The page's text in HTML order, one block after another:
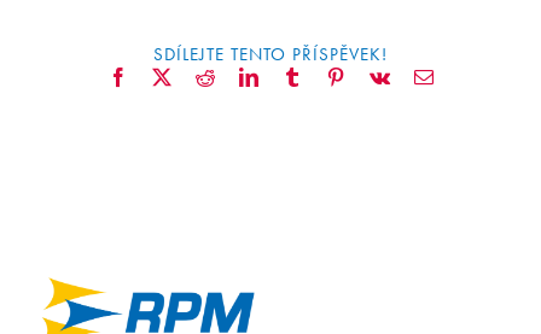
SDÍLEJTE TENTO PŘÍSPĚVEK!
Facebook
X RedditLinkedIn TumblrPinterestVk Email